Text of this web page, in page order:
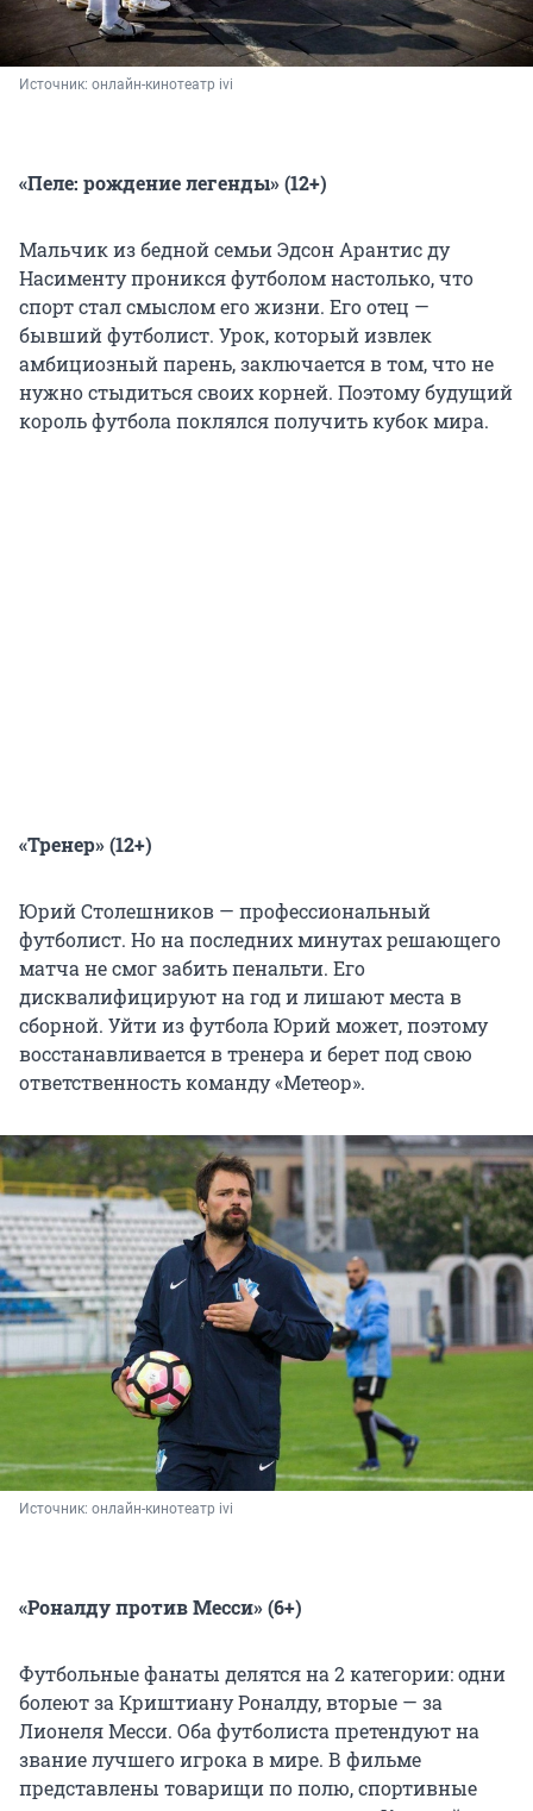
Источник: онлайн-кинотеатр ivi
«Пеле: рождение легенды»(12+)
Мальчик из бедной семьи Эдсон Арантис ду
Насименту проникся футболом настолько, что
спорт стал смыслом его жизни. Его отец —
бывший футболист. Урок, который извлек
амбициозный парень, заключается в том, что не
нужно стыдиться своих корней. Поэтому будущий
король футбола поклялся получить кубок мира.
«Тренер»(12+)
Юрий Столешников — профессиональный
футболист. Но на последних минутах решающего
матча не смог забить пенальти. Его
дисквалифицируют на год и лишают места в
сборной. Уйти из футбола Юрий может, поэтому
восстанавливается в тренера и берет под свою
ответственность команду «Метеор».
Источник: онлайн-кинотеатр ivi
«Роналду против Месси»(6+)
Футбольные фанаты делятся на 2 категории: одни
болеют за Криштиану Роналду, вторые — за
Лионеля Месси. Оба футболиста претендуют на
звание лучшего игрока в мире. В фильме
представлены товарищи по полю, спортивные